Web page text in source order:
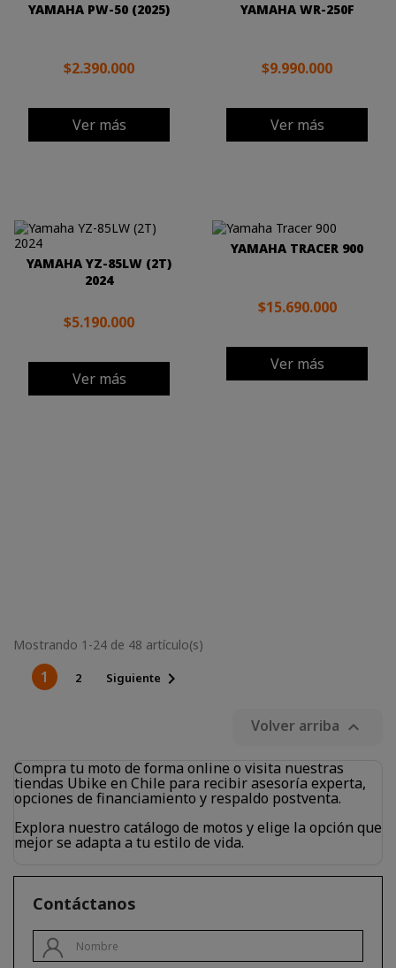
Contáctanos
YAMAHA PW-50 (2025)
$2.390.000
Ver más
YAMAHA WR-250F
$9.990.000
Ver más
YAMAHA YZ-85LW (2T)
2024
$5.190.000
Ver más
YAMAHA TRACER 900
$15.690.000
Ver más
Mostrando 1-24 de 48 artículo(s)
1 2 Siguiente 
Volver arriba 
Compra tu moto de forma online o visita nuestras
tiendas Ubike en Chile para recibir asesoría experta,
opciones de financiamiento y respaldo postventa.
Explora nuestro catálogo de motos y elige la opción que
mejor se adapta a tu estilo de vida.